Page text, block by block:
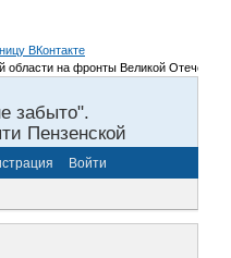
области на фронты Великой
забыто".
Пензенской
Войти